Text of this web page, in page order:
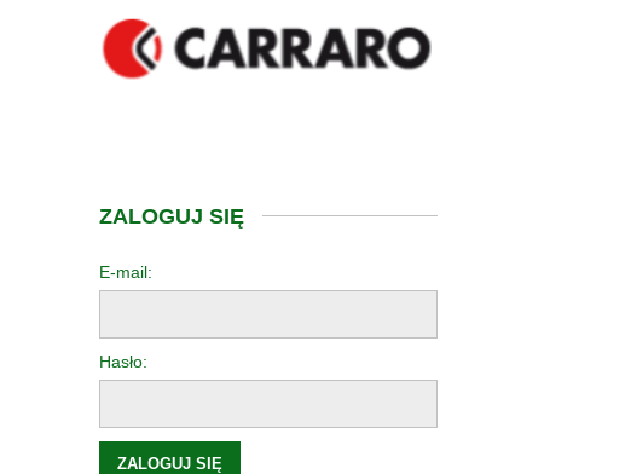
ZALOGUJ SIĘ
E-mail:
Hasło:
ZALOGUJ SIĘ